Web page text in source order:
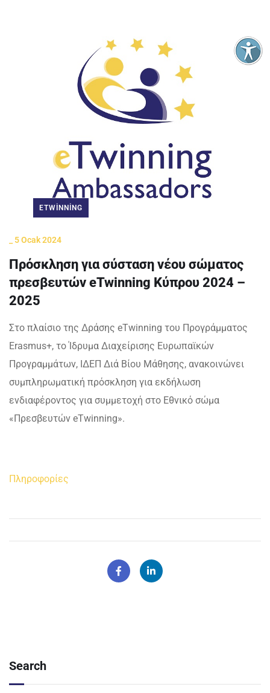
ETWINNING
5 Ocak 2024
Πρόσκληση για σύσταση νέου σώματος
πρεσβευτών eTwinning Κύπρου 2024 –
2025
Στο πλαίσιο της Δράσης eTwinning του Προγράμματος
Erasmus+, το Ίδρυμα Διαχείρισης Ευρωπαϊκών
Προγραμμάτων, ΙΔΕΠ Διά Βίου Μάθησης, ανακοινώνει
συμπληρωματική πρόσκληση για εκδήλωση
ενδιαφέροντος για συμμετοχή στο Εθνικό σώμα
«Πρεσβευτών eTwinning».
Πληροφορίες
Search